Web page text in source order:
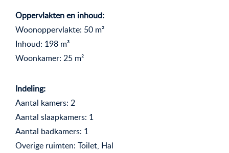
Oppervlakten en inhoud:
Woonoppervlakte: 50 m²
Inhoud: 198 m³
Woonkamer: 25 m²
Indeling:
Aantal kamers: 2
Aantal slaapkamers: 1
Aantal badkamers: 1
Overige ruimten: Toilet, Hal